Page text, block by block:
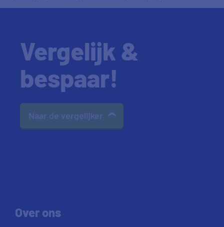
Vergelijk &
bespaar!
Naar de vergelijker
Over ons